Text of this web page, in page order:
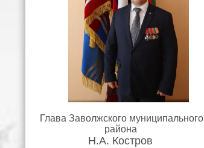
Глава Заволжского муниципального
района
Н.А. Костров